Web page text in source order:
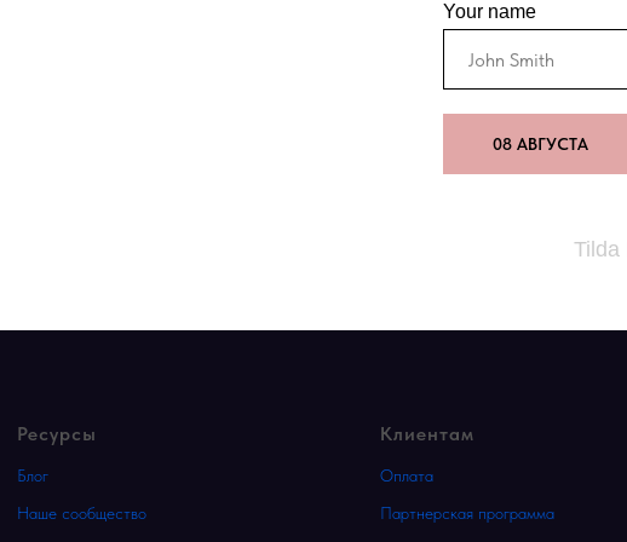
Tilda
Your name
08 АВГУСТА
Ресурсы
Блог
Наше сообщество
Клиентам
Оплата
Партнерская программа